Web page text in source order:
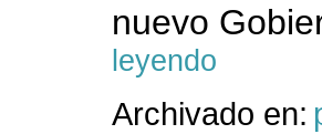
nuevo
leyendo
Archivado en: